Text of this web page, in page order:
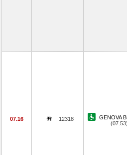
07.16 12318
GENOVA
(07.53)